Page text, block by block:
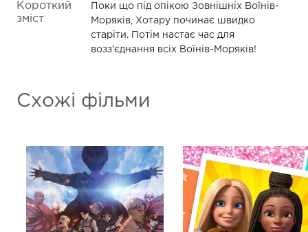
Короткий
зміст
Поки що під опікою Зовнішніх Воїнів-
Моряків, Хотару починає швидко
старіти. Потім настає час для
возз'єднання всіх Воїнів-Моряків!
Схожі фільми